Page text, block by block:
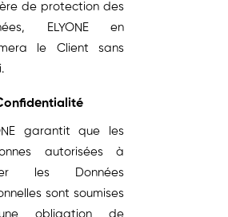
de protection des
ELYONE en
le Client sans
garantit que les
autorisées à
les Données
sont soumises
obligation de